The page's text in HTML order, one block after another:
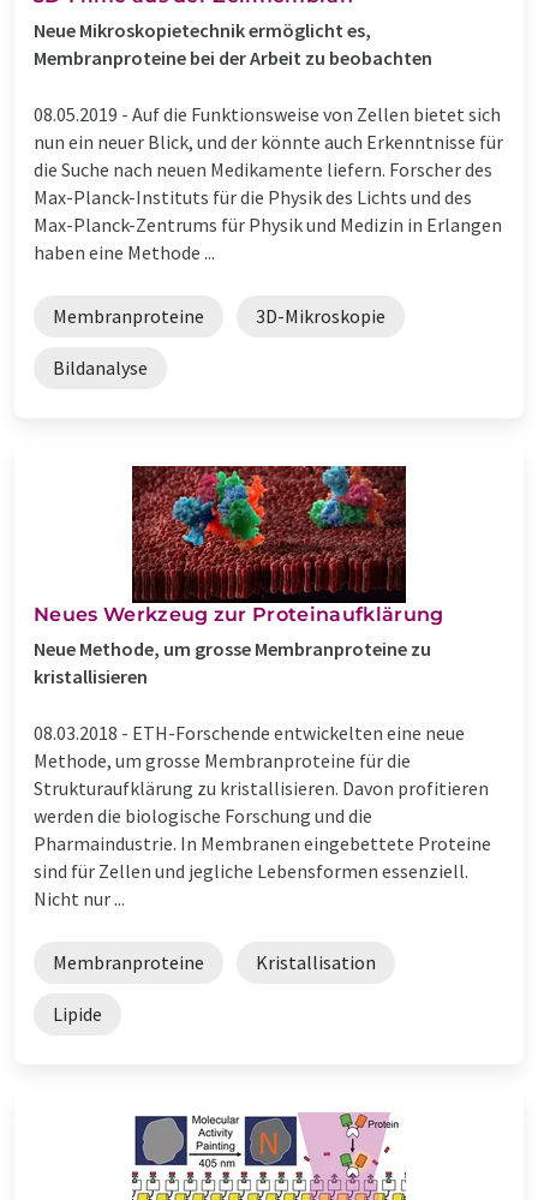
Neue Mikroskopietechnik ermöglicht es,
Membranproteine bei der Arbeit zu beobachten
08.05.2019 - Auf die Funktionsweise von Zellen bietet sich
nun ein neuer Blick, und der könnte auch Erkenntnisse für
die Suche nach neuen Medikamente liefern. Forscher des
Max-Planck-Instituts für die Physik des Lichts und des
Max-Planck-Zentrums für Physik und Medizin in Erlangen
haben eine Methode ...
Membranproteine 3D-Mikroskopie
Bildanalyse
Neues Werkzeug zur Proteinaufklärung
Neue Methode, um grosse Membranproteine zu
kristallisieren
08.03.2018 - ETH-Forschende entwickelten eine neue
Methode, um grosse Membranproteine für die
Strukturaufklärung zu kristallisieren. Davon profitieren
werden die biologische Forschung und die
Pharmaindustrie. In Membranen eingebettete Proteine
sind für Zellen und jegliche Lebensformen essenziell.
Nicht nur ...
Membranproteine Kristallisation
Lipide